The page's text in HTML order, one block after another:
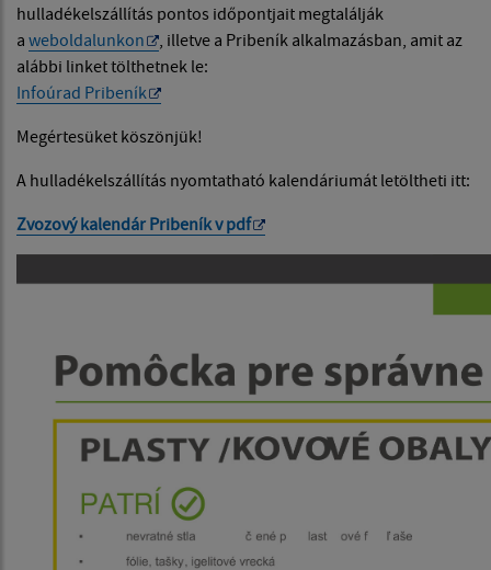
hulladékelszállítás pontos időpontjait megtalálják
a weboldalunkon
, illetve a Pribeník alkalmazásban, amit az
alábbi linket tölthetnek le:
Infoúrad Pribeník
Megértesüket köszönjük!
A hulladékelszállítás nyomtatható kalendáriumát letöltheti itt:
Zvozový kalendár Pribeník v pdf